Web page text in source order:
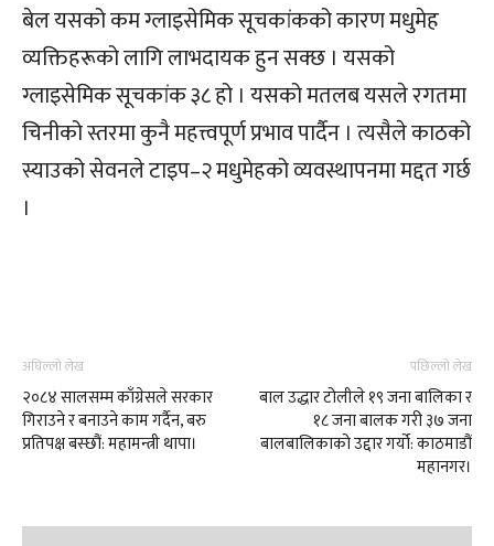
बेल यसको कम ग्लाइसेमिक सूचकांकको कारण मधुमेह
व्यक्तिहरूको लागि लाभदायक हुन सक्छ । यसको
ग्लाइसेमिक सूचकांक ३८ हो । यसको मतलब यसले रगतमा
चिनीको स्तरमा कुनै महत्त्वपूर्ण प्रभाव पार्दैन । त्यसैले काठको
स्याउको सेवनले टाइप–२ मधुमेहको व्यवस्थापनमा मद्दत गर्छ
।
अघिल्लो लेख
२०८४ सालसम्म काँग्रेसले सरकार
गिराउने र बनाउने काम गर्दैन, बरु
प्रतिपक्ष बस्छौं: महामन्त्री थापा।
पछिल्लो लेख
बाल उद्धार टोलीले १९ जना बालिका र
१८ जना बालक गरी ३७ जना
बालबालिकाको उद्दार गर्यो: काठमाडौं
महानगर।